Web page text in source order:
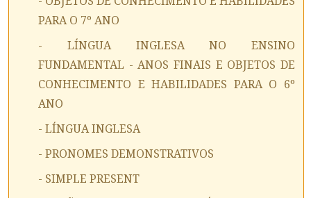
PARA O 7º ANO
- LÍNGUA INGLESA NO ENSINO
FUNDAMENTAL - ANOS FINAIS E OBJETOS DE
CONHECIMENTO E HABILIDADES PARA O 6º
ANO
- LÍNGUA INGLESA
- PRONOMES DEMONSTRATIVOS
- SIMPLE PRESENT